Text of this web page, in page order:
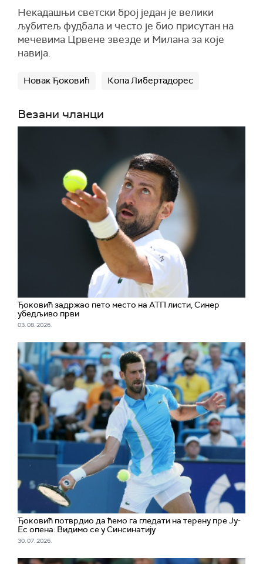
Некадашњи светски број један је велики
љубитељ фудбала и често је био присутан на
мечевима Црвене звезде и Милана за које
навија.
Новак Ђоковић Копа Либертадорес
Везани чланци
Ђоковић задржао пето место на АТП листи, Синер
убедљиво први
03. 08. 2026.
Ђоковић потврдио да ћемо га гледати на терену пре Ју-
Ес опена: Видимо се у Синсинатију
30. 07. 2026.